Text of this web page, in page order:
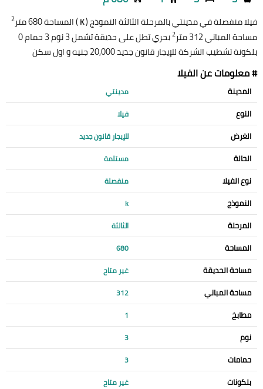
فيلا منفصلة في مدينتي بالمرحلة الثالثة النموذج (K) المساحة 680 متر 2
مساحة المباني 312 متر 2
بحري تطل على حديقة تشمل 3 نوم 3 حمام 0
بلكونة تشطيب الشركة للإيجار قانون جديد 20,000 جنيه و اول سكن
# معلومات عن الفيلا
المدينة مدينتي
النوع فيلا
الغرض للإيجار قانون جديد
الحالة مستلمة
نوع الفيلا منفصلة
النموذج k
المرحلة الثالثة
المساحة 680
مساحة الحديقة غير متاح
مساحة المباني 312
مطابخ 1
نوم 3
حمامات 3
بلكونات غير متاح